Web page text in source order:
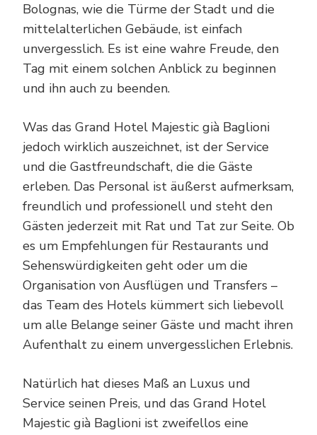
Bolognas, wie die Türme der Stadt und die
mittelalterlichen Gebäude, ist einfach
unvergesslich. Es ist eine wahre Freude, den
Tag mit einem solchen Anblick zu beginnen
und ihn auch zu beenden.
Was das Grand Hotel Majestic già Baglioni
jedoch wirklich auszeichnet, ist der Service
und die Gastfreundschaft, die die Gäste
erleben. Das Personal ist äußerst aufmerksam,
freundlich und professionell und steht den
Gästen jederzeit mit Rat und Tat zur Seite. Ob
es um Empfehlungen für Restaurants und
Sehenswürdigkeiten geht oder um die
Organisation von Ausflügen und Transfers –
das Team des Hotels kümmert sich liebevoll
um alle Belange seiner Gäste und macht ihren
Aufenthalt zu einem unvergesslichen Erlebnis.
Natürlich hat dieses Maß an Luxus und
Service seinen Preis, und das Grand Hotel
Majestic già Baglioni ist zweifellos eine